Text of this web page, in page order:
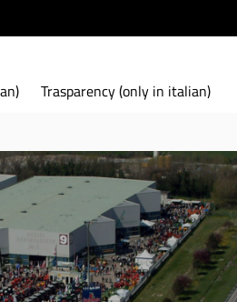
Trasparency (only in italian)